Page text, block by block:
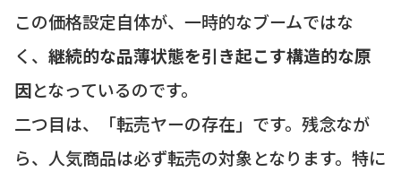
この価格設定自体が、一時的なブームではな
く、 継続的な品薄状態を引き起こす構造的な原
因となっているのです。
二つ目は、「転売ヤーの存在」です。残念なが
ら、人気商品は必ず転売の対象となります。特に